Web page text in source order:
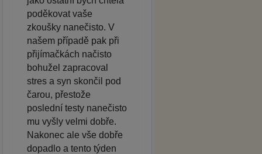
poděkovat vaše
zkoušky nanečisto. V
našem případě pak při
přijímačkách načisto
bohužel zapracoval
stres a syn skončil pod
čarou, přestože
poslední testy nanečisto
mu vyšly velmi dobře.
Nakonec ale vše dobře
dopadlo a tento týden